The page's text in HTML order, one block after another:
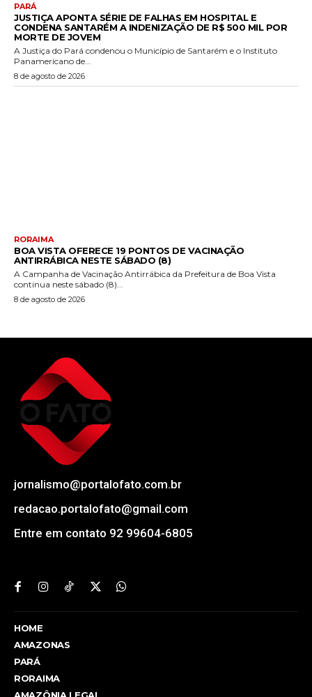
PARÁ
JUSTIÇA APONTA SÉRIE DE FALHAS EM HOSPITAL E
CONDENA SANTARÉM A INDENIZAÇÃO DE R$ 500 MIL POR
MORTE DE JOVEM
A Justiça do Pará condenou o Município de Santarém e o Instituto
Panamericano de...
8 de agosto de 2026
RORAIMA
BOA VISTA OFERECE 19 PONTOS DE VACINAÇÃO
ANTIRRÁBICA NESTE SÁBADO (8)
A Campanha de Vacinação Antirrábica da Prefeitura de Boa Vista
continua neste sábado (8)...
8 de agosto de 2026
jornalismo@portalofato.com.br
redacao.portalofato@gmail.com
Entre em contato 92 99604-6805
HOME
AMAZONAS
PARÁ
RORAIMA